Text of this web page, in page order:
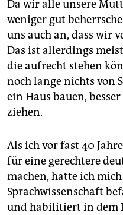
Da wir alle unsere
weniger gut
uns auch an, dass wir
Das ist allerdings
die aufrecht stehen
noch lange nichts von
ein Haus bauen,
ziehen.
Als ich vor fast 40
für eine gerechtere
machen, hatte ich
Sprachwissenschaft
und habilitiert in dem